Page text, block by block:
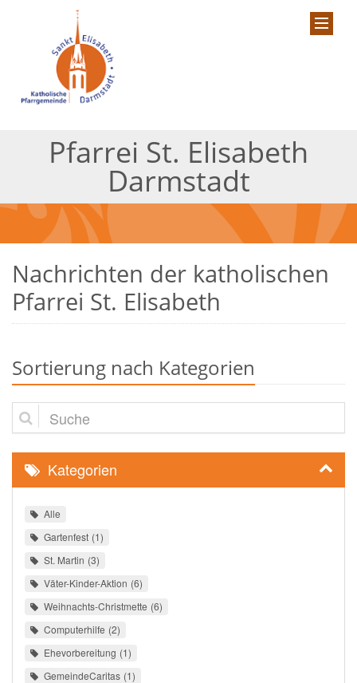
Pfarrei St. Elisabeth
Darmstadt
Nachrichten der katholischen
Pfarrei St. Elisabeth
Sortierung nach Kategorien
Suche
Kategorien
Alle
Gartenfest 1
St. Martin 3
Väter-Kinder-Aktion 6
Weihnachts-Christmette 6
Computerhilfe 2
Ehevorbereitung 1
GemeindeCaritas 1